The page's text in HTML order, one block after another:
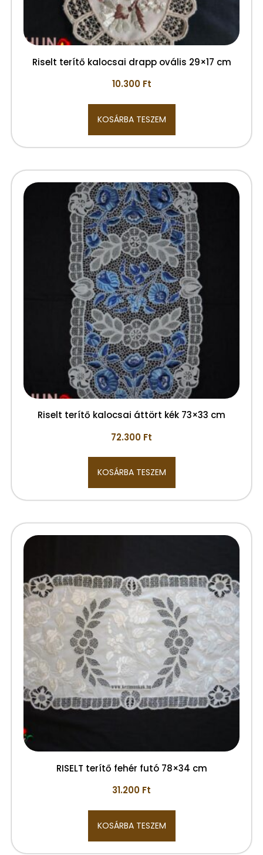
Riselt terítő kalocsai drapp ovális 29×17 cm
10.300 Ft
KOSÁRBA TESZEM
Riselt terítő kalocsai áttört kék 73×33 cm
72.300 Ft
KOSÁRBA TESZEM
RISELT terítő fehér futó 78×34 cm
31.200 Ft
KOSÁRBA TESZEM